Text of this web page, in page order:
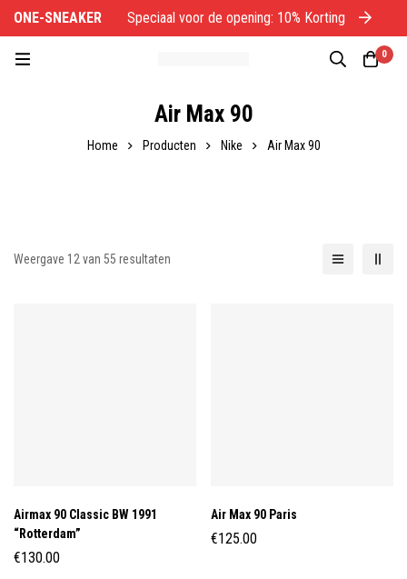
ONE-SNEAKER Speciaal voor de opening: 10% Korting
0
Air Max 90
Home Producten Nike Air Max 90
Weergave 12 van 55 resultaten
Airmax 90 Classic BW 1991
“Rotterdam”
€130.00
Air Max 90 Paris
€125.00